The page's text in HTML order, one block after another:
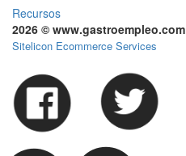
Recursos
2026 © www.gastroempleo.com
Sitelicon Ecommerce Services